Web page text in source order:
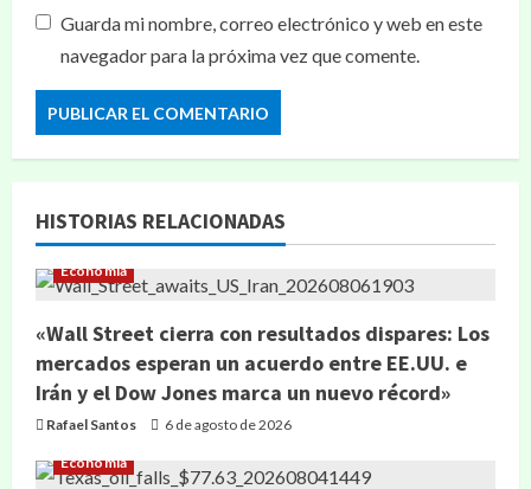
Guarda mi nombre, correo electrónico y web en este
navegador para la próxima vez que comente.
HISTORIAS RELACIONADAS
Economía
«Wall Street cierra con resultados dispares: Los
mercados esperan un acuerdo entre EE.UU. e
Irán y el Dow Jones marca un nuevo récord»
Rafael Santos 6 de agosto de 2026
Economía